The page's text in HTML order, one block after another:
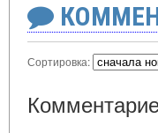
Сортировка: